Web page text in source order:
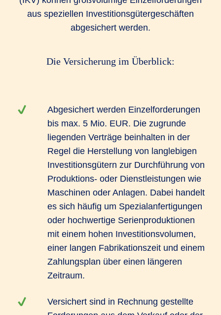
aus speziellen Investitionsgütergeschäften
abgesichert werden.
Die Versicherung im Überblick:
Abgesichert werden Einzelforderungen
bis max. 5 Mio. EUR. Die zugrunde
liegenden Verträge beinhalten in der
Regel die Herstellung von langlebigen
Investitionsgütern zur Durchführung von
Produktions- oder Dienstleistungen wie
Maschinen oder Anlagen. Dabei handelt
es sich häufig um Spezialanfertigungen
oder hochwertige Serienproduktionen
mit einem hohen Investitionsvolumen,
einer langen Fabrikationszeit und einem
Zahlungsplan über einen längeren
Zeitraum.
Versichert sind in Rechnung gestellte